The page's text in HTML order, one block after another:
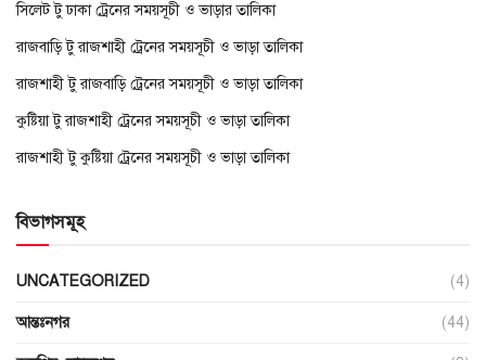
সিলেট টু ঢাকা ট্রেনের সময়সূচী ও ভাড়ার তালিকা
রাজবাড়ি টু রাজশাহী ট্রেনের সময়সূচী ও ভাড়া তালিকা
রাজশাহী টু রাজবাড়ি ট্রেনের সময়সূচী ও ভাড়া তালিকা
কুষ্টিয়া টু রাজশাহী ট্রেনের সময়সূচী ও ভাড়া তালিকা
রাজশাহী টু কুষ্টিয়া ট্রেনের সময়সূচী ও ভাড়া তালিকা
বিভাগসমূহ
UNCATEGORIZED (4)
আন্তঃনগর (44)